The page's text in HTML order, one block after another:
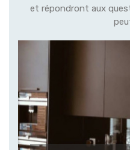
et répondront aux
#